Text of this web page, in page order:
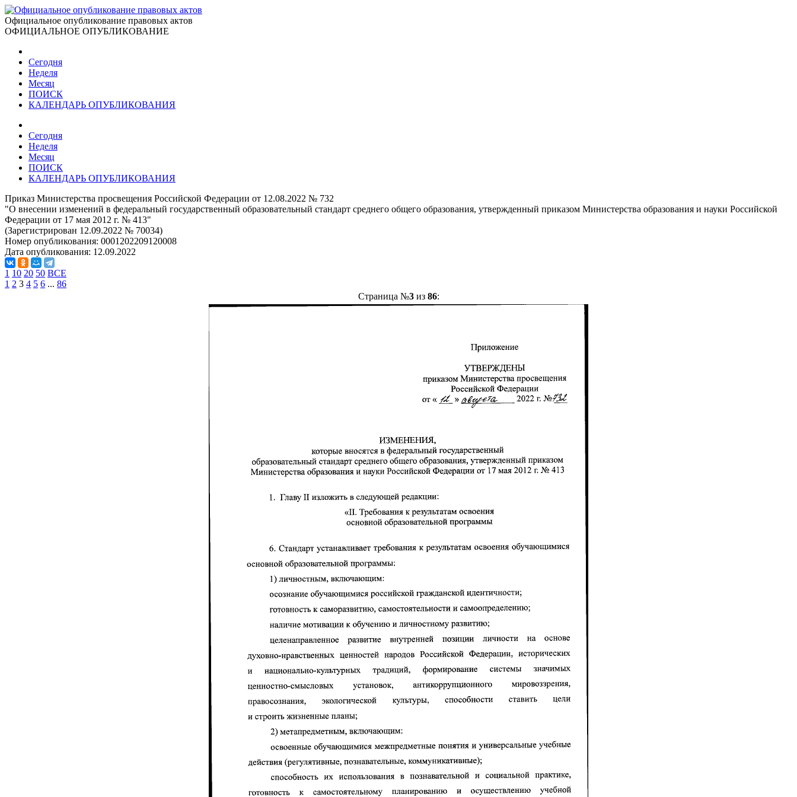
Официальное опубликование правовых актов
ОФИЦИАЛЬНОЕ ОПУБЛИКОВАНИЕ
Сегодня
Неделя
Месяц
ПОИСК
КАЛЕНДАРЬ ОПУБЛИКОВАНИЯ
Сегодня
Неделя
Месяц
ПОИСК
КАЛЕНДАРЬ ОПУБЛИКОВАНИЯ
Приказ Министерства просвещения Российской Федерации от 12.08.2022 № 732
"О внесении изменений в федеральный государственный образовательный стандарт среднего общего образования, утвержденный приказом Министерства образования и науки Российской
Федерации от 17 мая 2012 г. № 413"
(Зарегистрирован 12.09.2022 № 70034)
Номер опубликования: 0001202209120008
Дата опубликования: 12.09.2022
1 10 20 50 ВСЕ
1 2 3 4 5 6 ... 86
Страница №3из 86: